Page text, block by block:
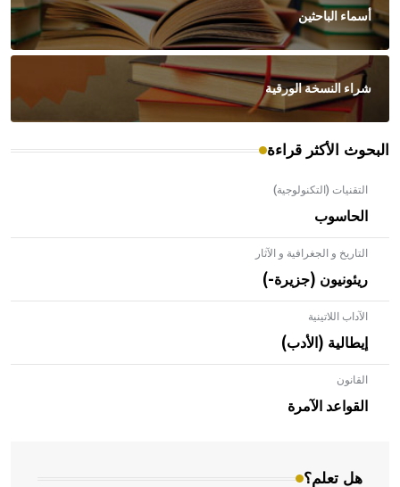
أسماء الباحثين
شراء النسخة الورقية
البحوث الأكثر قراءة
التقنيات (التكنولوجية)
الحاسوب
التاريخ و الجغرافية و الآثار
ريئونيون (جزيرة-)
الآداب اللاتينية
إيطالية (الأدب)
القانون
القواعد الآمرة
هل تعلم؟
- هل تعلم أن الأبلق نوع من الفنون الهندسية التي ارتبطت
بالعمارة الإسلامية في بلاد الشام ومصر خاصة، حيث يحرص
المعمار على بناء مداميكه وخاصة في الواجهات